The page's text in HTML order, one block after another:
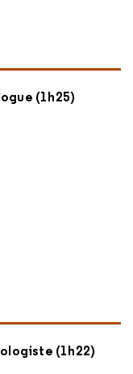
(1h25)
(1h22)